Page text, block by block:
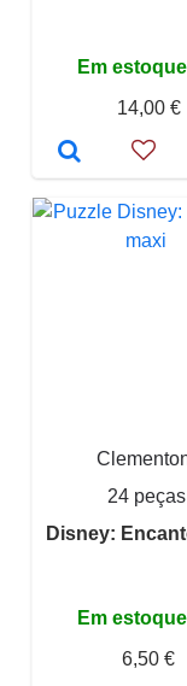
Em
14,00 €
24 peças
Disney:
Em
6,50 €